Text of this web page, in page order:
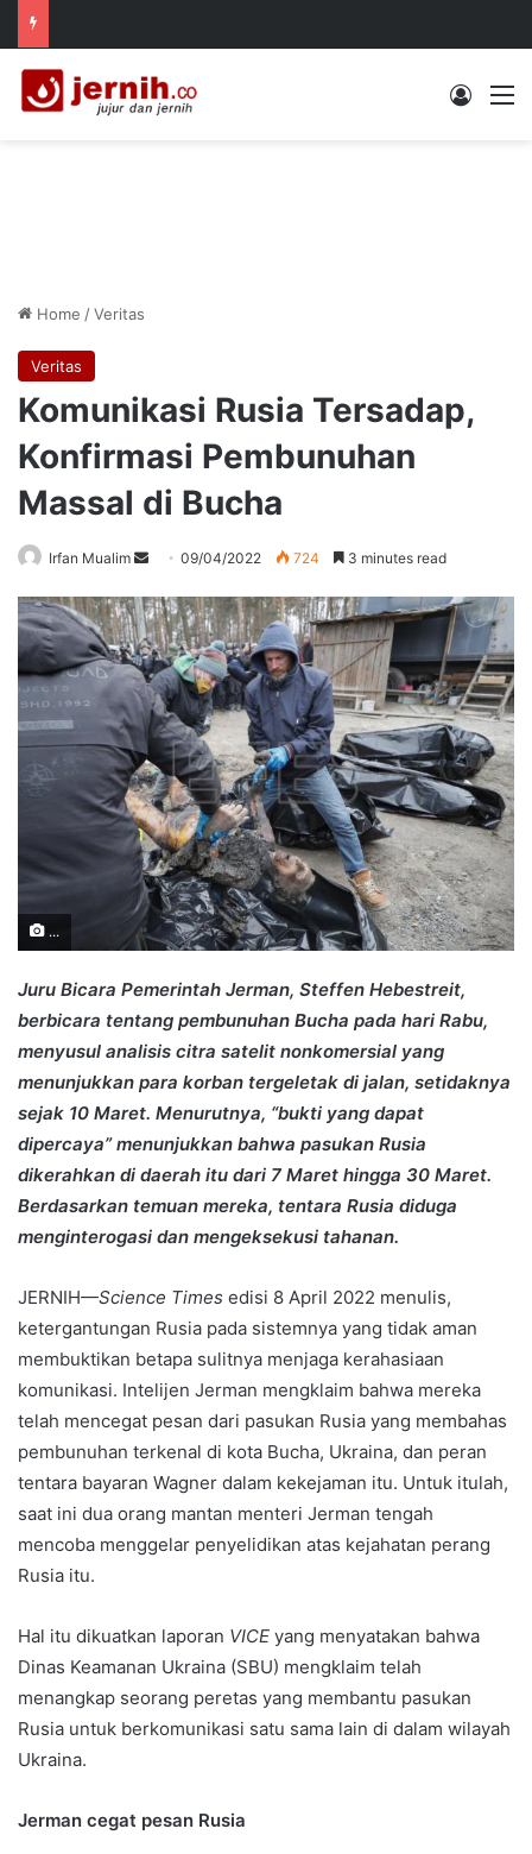
Log In
Home /Veritas
Veritas
Komunikasi Rusia Tersadap,
Konfirmasi Pembunuhan
Massal di Bucha
Irfan Mualim
Send
email
09/04/2022 724 3 minutes read
...
Juru Bicara Pemerintah Jerman, Steffen Hebestreit,
berbicara tentang pembunuhan Bucha pada hari Rabu,
menyusul analisis citra satelit nonkomersial yang
menunjukkan para korban tergeletak di jalan, setidaknya
sejak 10 Maret. Menurutnya, “bukti yang dapat
dipercaya” menunjukkan bahwa pasukan Rusia
dikerahkan di daerah itu dari 7 Maret hingga 30 Maret.
Berdasarkan temuan mereka, tentara Rusia diduga
menginterogasi dan mengeksekusi tahanan.
JERNIH—Science Times edisi 8 April 2022 menulis,
ketergantungan Rusia pada sistemnya yang tidak aman
membuktikan betapa sulitnya menjaga kerahasiaan
komunikasi. Intelijen Jerman mengklaim bahwa mereka
telah mencegat pesan dari pasukan Rusia yang membahas
pembunuhan terkenal di kota Bucha, Ukraina, dan peran
tentara bayaran Wagner dalam kekejaman itu. Untuk itulah,
saat ini dua orang mantan menteri Jerman tengah
mencoba menggelar penyelidikan atas kejahatan perang
Rusia itu.
Hal itu dikuatkan laporan VICE yang menyatakan bahwa
Dinas Keamanan Ukraina (SBU) mengklaim telah
menangkap seorang peretas yang membantu pasukan
Rusia untuk berkomunikasi satu sama lain di dalam wilayah
Ukraina.
Jerman cegat pesan Rusia